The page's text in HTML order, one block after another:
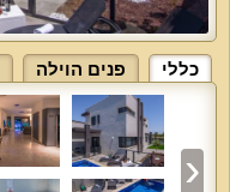
כללי פנים הוילה